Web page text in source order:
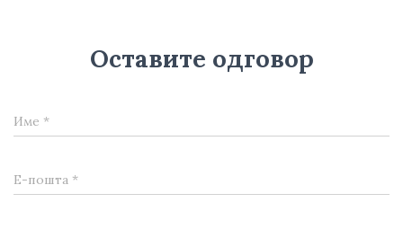
Оставите одговор
Име *
Е-пошта *